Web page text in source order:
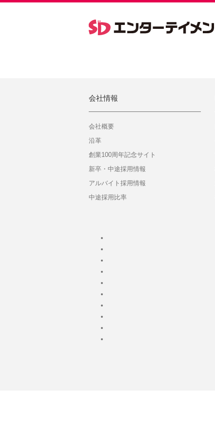
会社情報
会社概要
沿革
創業100周年記念サイト
新卒・中途採用情報
アルバイト採用情報
中途採用比率